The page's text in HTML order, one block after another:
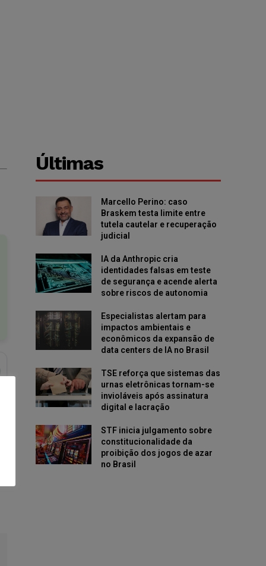
Últimas
Marcello Perino: caso
Braskem testa limite entre
tutela cautelar e recuperação
judicial
IA da Anthropic cria
identidades falsas em teste
de segurança e acende alerta
sobre riscos de autonomia
Especialistas alertam para
impactos ambientais e
econômicos da expansão de
data centers de IA no Brasil
TSE reforça que sistemas das
urnas eletrônicas tornam-se
invioláveis após assinatura
digital e lacração
STF inicia julgamento sobre
constitucionalidade da
proibição dos jogos de azar
no Brasil